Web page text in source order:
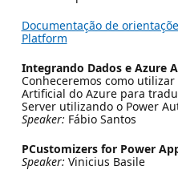
Documentação de
Platform
Integrando Dados e Azure
Conheceremos como
Artificial do Azure para
Server utilizando o Power
Speaker: Fábio Santos
PCustomizers for Power
Speaker: Vinicius Basile